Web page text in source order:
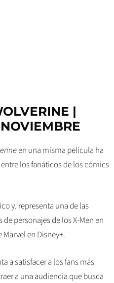
|
en una misma película ha
los fanáticos de los cómics
y. representa una de las
personajes de los X-Men en
en Disney+.
a satisfacer a los fans más
a una audiencia que busca